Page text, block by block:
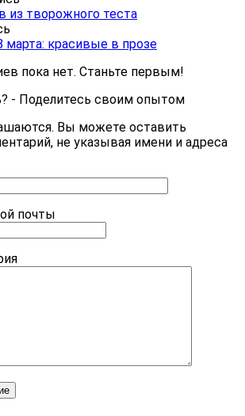
из творожного теста
марта: красивые в прозе
пока нет. Станьте первым!
- Поделитесь своим опытом
Вы можете оставить
не указывая имени и адреса
почты